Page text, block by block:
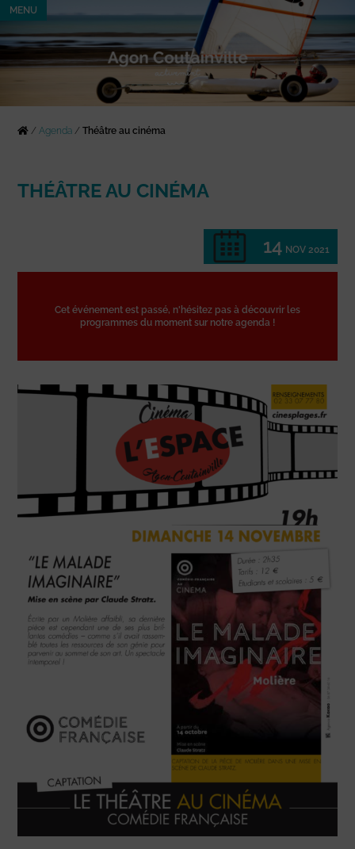
MENU
/Agenda /Théâtre au cinéma
THÉÂTRE AU CINÉMA
14 NOV 2021
Cet événement est passé, n'hésitez pas à découvrir les
programmes du moment sur notre agenda !